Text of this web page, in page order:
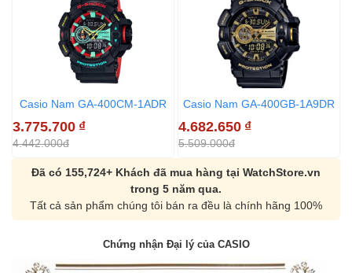
Casio Nam GA-400CM-1ADR
3.775.700 ₫
4.442.000đ
Casio Nam GA-400GB-1A9DR
4.682.650 ₫
5.509.000đ
Đã có 155,724+ Khách đã mua hàng tại WatchStore.vn
trong 5 năm qua.
Tất cả sản phẩm chúng tôi bán ra đều là chính hãng 100%
Chứng nhận Đại lý của CASIO